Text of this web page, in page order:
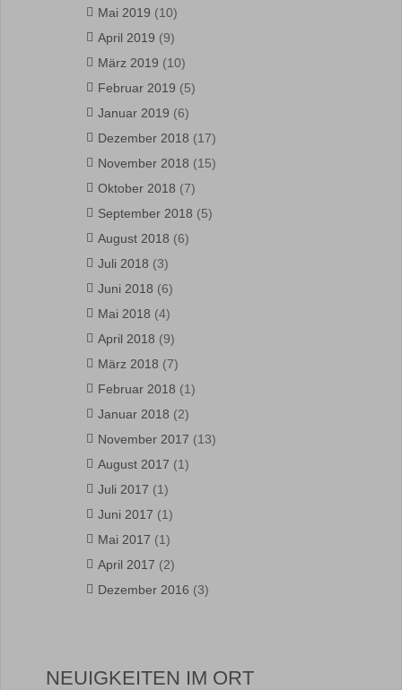
Mai 2019 (10)
April 2019 (9)
März 2019 (10)
Februar 2019 (5)
Januar 2019 (6)
Dezember 2018 (17)
November 2018 (15)
Oktober 2018 (7)
September 2018 (5)
August 2018 (6)
Juli 2018 (3)
Juni 2018 (6)
Mai 2018 (4)
April 2018 (9)
März 2018 (7)
Februar 2018 (1)
Januar 2018 (2)
November 2017 (13)
August 2017 (1)
Juli 2017 (1)
Juni 2017 (1)
Mai 2017 (1)
April 2017 (2)
Dezember 2016 (3)
NEUIGKEITEN IM ORT